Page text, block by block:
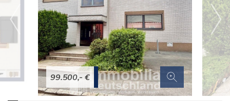
99.500,- €